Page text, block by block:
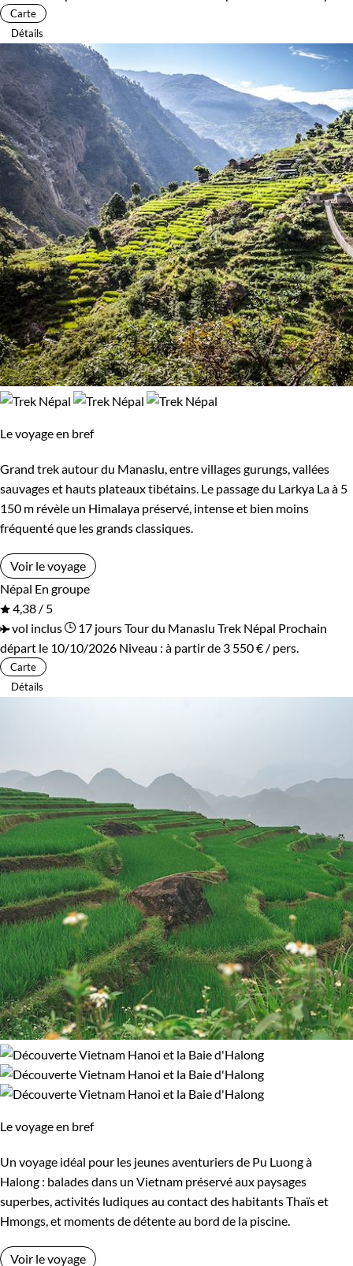
Carte
Détails
Le voyage en bref
Grand trek autour du Manaslu, entre villages gurungs, vallées
sauvages et hauts plateaux tibétains. Le passage du Larkya La à 5
150 m révèle un Himalaya préservé, intense et bien moins
fréquenté que les grands classiques.
Voir le voyage
Népal En groupe
4,38 / 5
vol inclus
17 joursTour du Manaslu Trek Népal Prochain
départ le 10/10/2026 Niveau : à partir de 3 550 € / pers.
Carte
Détails
Le voyage en bref
Un voyage idéal pour les jeunes aventuriers de Pu Luong à
Halong : balades dans un Vietnam préservé aux paysages
superbes, activités ludiques au contact des habitants Thaïs et
Hmongs, et moments de détente au bord de la piscine.
Voir le voyage